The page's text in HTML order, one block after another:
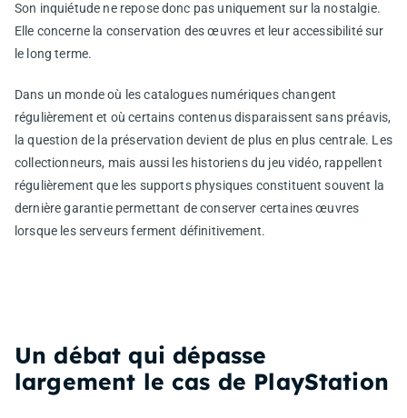
Son inquiétude ne repose donc pas uniquement sur la nostalgie.
Elle concerne la conservation des œuvres et leur accessibilité sur
le long terme.
Dans un monde où les catalogues numériques changent
régulièrement et où certains contenus disparaissent sans préavis,
la question de la préservation devient de plus en plus centrale. Les
collectionneurs, mais aussi les historiens du jeu vidéo, rappellent
régulièrement que les supports physiques constituent souvent la
dernière garantie permettant de conserver certaines œuvres
lorsque les serveurs ferment définitivement.
Un débat qui dépasse
largement le cas de PlayStation